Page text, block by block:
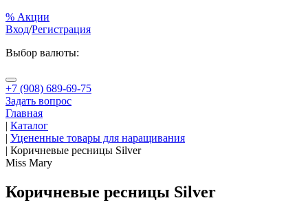
% Акции
Вход/Регистрация
Выбор валюты:
+7 (908) 689-69-75
Задать вопрос
Главная
| Каталог
| Уцененные товары для наращивания
| Коричневые ресницы Silver
Miss Mary
Коричневые ресницы Silver